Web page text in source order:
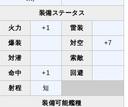
装備ステータス
火力 +1 雷装
爆装 対空 +7
対潜 索敵
命中 +1 回避
射程 短
装備可能艦種